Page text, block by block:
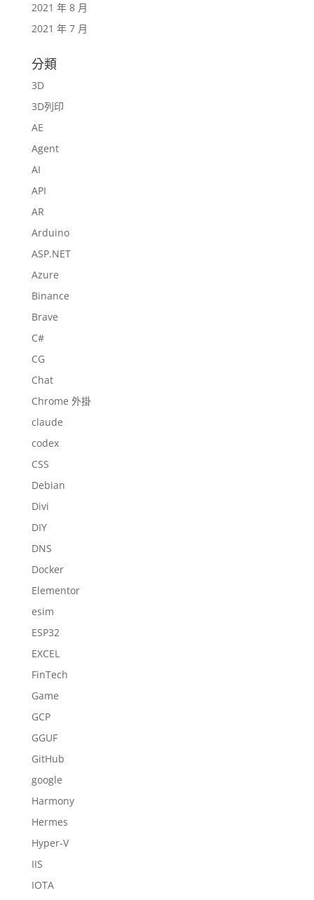
2021 年 8 月
2021 年 7 月
分類
3D
3D列印
AE
Agent
AI
API
AR
Arduino
ASP.NET
Azure
Binance
Brave
C#
CG
Chat
Chrome 外掛
claude
codex
CSS
Debian
Divi
DIY
DNS
Docker
Elementor
esim
ESP32
EXCEL
FinTech
Game
GCP
GGUF
GitHub
google
Harmony
Hermes
Hyper-V
IIS
IOTA